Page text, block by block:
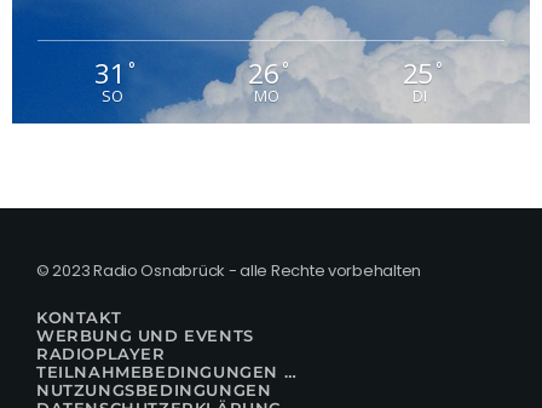
31 °
SO
26°
MO
25°
DI
© 2023 Radio Osnabrück - alle Rechte vorbehalten
KONTAKT
WERBUNG UND EVENTS
RADIOPLAYER
TEILNAHMEBEDINGUNGEN FÜR GEWINNSPIELE
NUTZUNGSBEDINGUNGEN